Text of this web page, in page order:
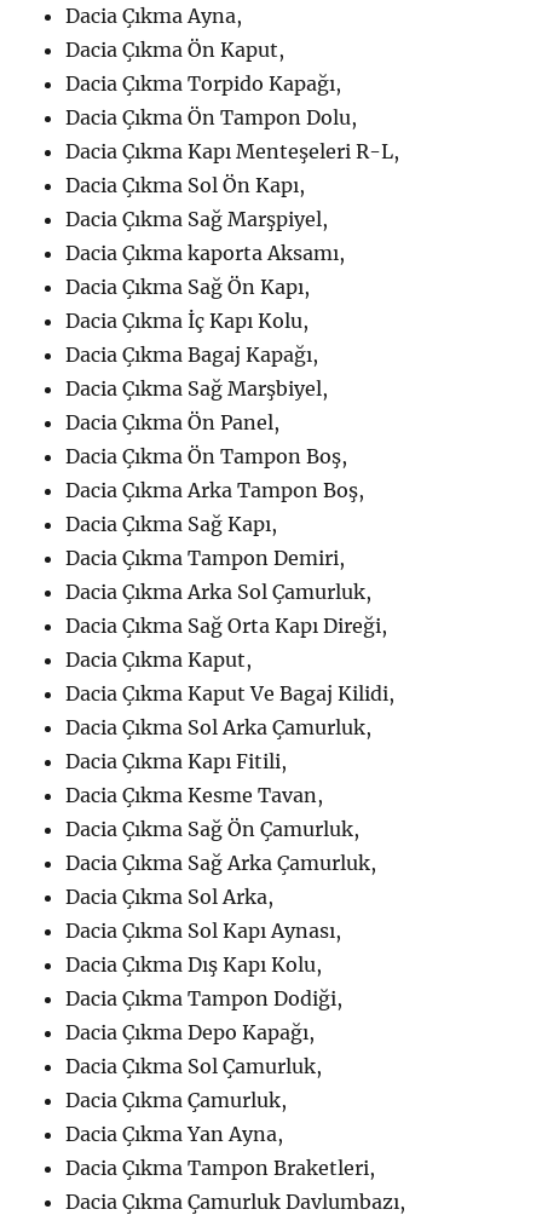
Dacia Çıkma Ayna,
Dacia Çıkma Ön Kaput,
Dacia Çıkma Torpido Kapağı,
Dacia Çıkma Ön Tampon Dolu,
Dacia Çıkma Kapı Menteşeleri R-L,
Dacia Çıkma Sol Ön Kapı,
Dacia Çıkma Sağ Marşpiyel,
Dacia Çıkma kaporta Aksamı,
Dacia Çıkma Sağ Ön Kapı,
Dacia Çıkma İç Kapı Kolu,
Dacia Çıkma Bagaj Kapağı,
Dacia Çıkma Sağ Marşbiyel,
Dacia Çıkma Ön Panel,
Dacia Çıkma Ön Tampon Boş,
Dacia Çıkma Arka Tampon Boş,
Dacia Çıkma Sağ Kapı,
Dacia Çıkma Tampon Demiri,
Dacia Çıkma Arka Sol Çamurluk,
Dacia Çıkma Sağ Orta Kapı Direği,
Dacia Çıkma Kaput,
Dacia Çıkma Kaput Ve Bagaj Kilidi,
Dacia Çıkma Sol Arka Çamurluk,
Dacia Çıkma Kapı Fitili,
Dacia Çıkma Kesme Tavan,
Dacia Çıkma Sağ Ön Çamurluk,
Dacia Çıkma Sağ Arka Çamurluk,
Dacia Çıkma Sol Arka,
Dacia Çıkma Sol Kapı Aynası,
Dacia Çıkma Dış Kapı Kolu,
Dacia Çıkma Tampon Dodiği,
Dacia Çıkma Depo Kapağı,
Dacia Çıkma Sol Çamurluk,
Dacia Çıkma Çamurluk,
Dacia Çıkma Yan Ayna,
Dacia Çıkma Tampon Braketleri,
Dacia Çıkma Çamurluk Davlumbazı,